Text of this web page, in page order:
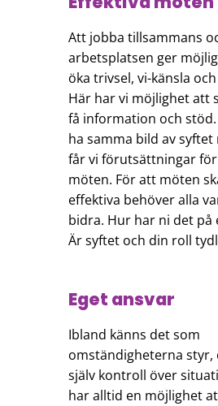
Att jobba tillsammans
arbetsplatsen ger
öka trivsel, vi-känsla
Här har vi möjlighet att
få information och
ha samma bild av
får vi förutsättningar
möten. För att möten
effektiva behöver alla
bidra. Hur har ni det på
Är syftet och din roll
Eget ansvar
Ibland känns det som
omständigheterna styr,
själv kontroll över
har alltid en möjlighet